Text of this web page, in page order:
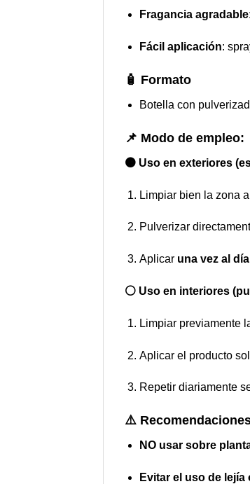
Fragancia agradable
Fácil aplicación:
🧴 Formato
Botella con
📌 Modo de empleo:
🟤 Uso en exteriores
Limpiar bien la zona
Pulverizar
Aplicar una vez al día
⚪ Uso en interiores
Limpiar previamente
Aplicar el producto
Repetir diariamente
⚠️
NO usar sobre
Evitar el uso de